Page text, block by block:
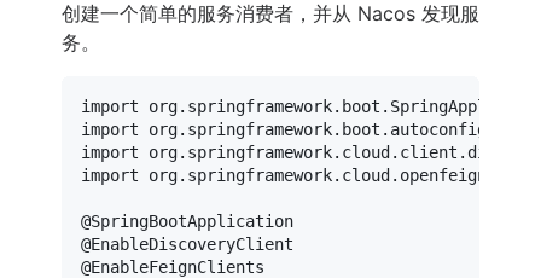
创建一个简单的服务消费者，并从 Nacos 发现服
务。
import
import
import
import
@SpringBootApplication
@EnableDiscoveryClient
@EnableFeignClients